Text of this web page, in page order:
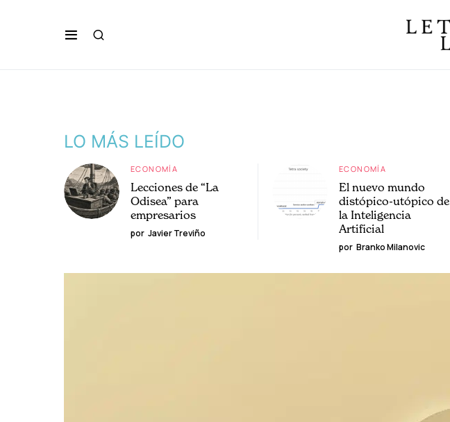
LO MÁS LEÍDO
ECONOMÍA
Lecciones de “La
Odisea” para
empresarios
por Javier Treviño
ECONOMÍA
El nuevo mundo
distópico-utópico de
la Inteligencia
Artificial
por Branko Milanovic